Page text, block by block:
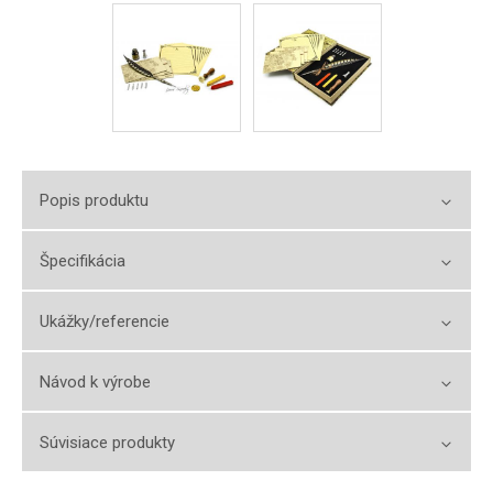
Popis produktu
Špecifikácia
Ukážky/referencie
Návod k výrobe
Súvisiace produkty